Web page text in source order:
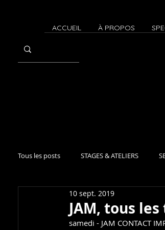
ACCUEIL À PROPOS
Tous les posts STAGES & ATELIERS
CONTACT IMPROVISATION
JAM, tous
10 sept. 2019
samedi - JAM CONTACT